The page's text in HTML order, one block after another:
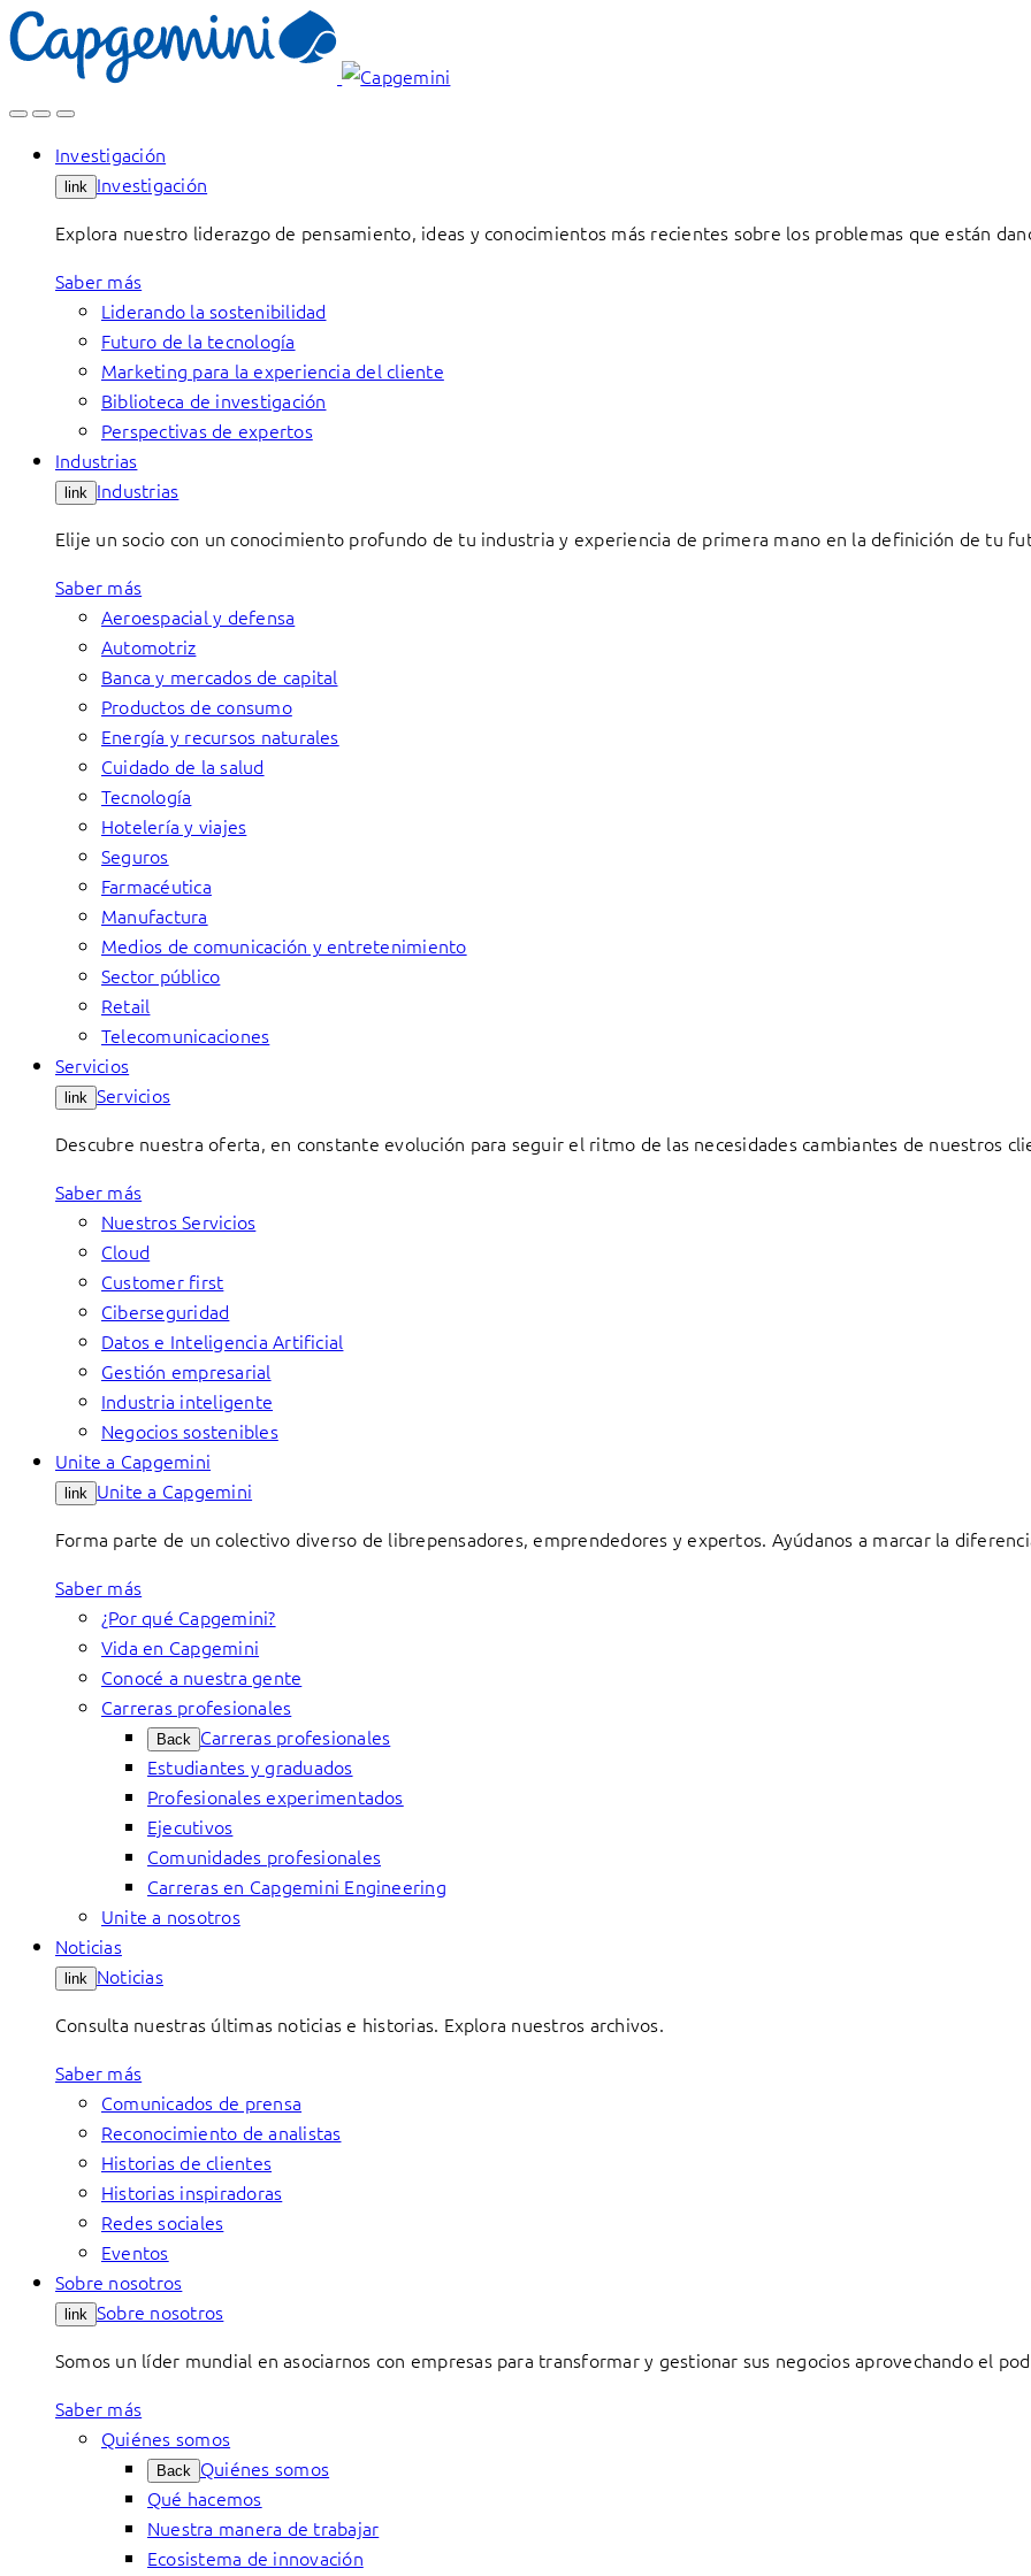
Skip
to
Investigación
link Investigación
Explora nuestro liderazgo de pensamiento, ideas y conocimientos más recientes sobre los problemas que están
Saber más
Liderando la sostenibilidad
Futuro de la tecnología
Marketing para la experiencia del cliente
Biblioteca de investigación
Perspectivas de expertos
Industrias
link Industrias
Elije un socio con un conocimiento profundo de tu industria y experiencia de primera mano en la definición de tu
Saber más
Aeroespacial y defensa
Automotriz
Banca y mercados de capital
Productos de consumo
Energía y recursos naturales
Cuidado de la salud
Tecnología
Hotelería y viajes
Seguros
Farmacéutica
Manufactura
Medios de comunicación y entretenimiento
Sector público
Retail
Telecomunicaciones
Servicios
link Servicios
Descubre nuestra oferta, en constante evolución para seguir el ritmo de las necesidades cambiantes de nuestros
Saber más
Nuestros Servicios
Cloud
Customer first
Ciberseguridad
Datos e Inteligencia Artificial
Gestión empresarial
Industria inteligente
Negocios sostenibles
Unite a Capgemini
link Unite a Capgemini
Forma parte de un colectivo diverso de librepensadores, emprendedores y expertos. Ayúdanos a marcar la
Saber más
¿Por qué Capgemini?
Vida en Capgemini
Conocé a nuestra gente
Carreras profesionales
Back Carreras profesionales
Estudiantes y graduados
Profesionales experimentados
Ejecutivos
Comunidades profesionales
Carreras en Capgemini Engineering
Unite a nosotros
Noticias
link Noticias
Consulta nuestras últimas noticias e historias. Explora nuestros archivos.
Saber más
Comunicados de prensa
Reconocimiento de analistas
Historias de clientes
Historias inspiradoras
Redes sociales
Eventos
Sobre nosotros
link Sobre nosotros
Somos un líder mundial en asociarnos con empresas para transformar y gestionar sus negocios aprovechando el
Saber más
Quiénes somos
Back Quiénes somos
Qué hacemos
Nuestra manera de trabajar
Ecosistema de innovación